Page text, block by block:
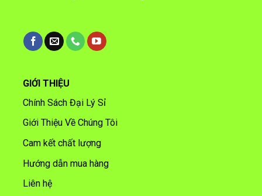
GIỚI THIỆU
Chính Sách Đại Lý Sỉ
Giới Thiệu Về Chúng Tôi
Cam kết chất lượng
Hướng dẫn mua hàng
Liên hệ